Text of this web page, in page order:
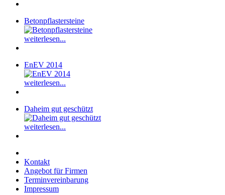
Betonpflastersteine
weiterlesen...
EnEV 2014
weiterlesen...
Daheim gut geschützt
weiterlesen...
Kontakt
Angebot für Firmen
Terminvereinbarung
Impressum